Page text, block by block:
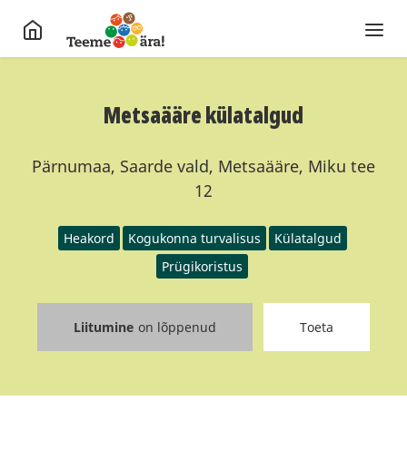
Metsaääre külatalgud
Pärnumaa, Saarde vald, Metsaääre, Miku tee
12
Heakord Kogukonna turvalisus
Külatalgud
Prügikoristus
Liitumine on lõppenud Toeta